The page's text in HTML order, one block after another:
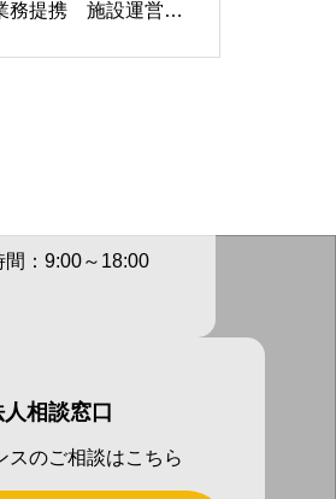
務提携 施設運営D
間：9:00～18:00
相談窓口
スのご相談はこちら